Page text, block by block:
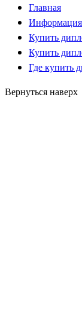
Главная
Информация
Купить
Купить
Где купить
Вернуться наверх